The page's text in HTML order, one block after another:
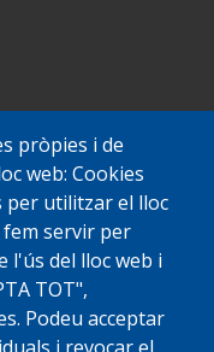
pròpies i de
web: Cookies
per utilitzar el lloc
servir per
l'ús del lloc web i
TOT",
Podeu acceptar